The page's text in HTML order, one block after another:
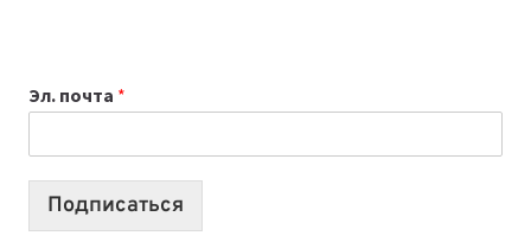
2026:
10
Эл. почта *
Подписаться